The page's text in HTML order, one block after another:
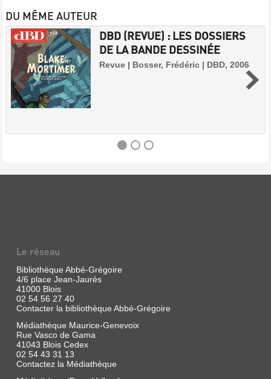
DU MÊME AUTEUR
DBD (REVUE) : LES DOSSIERS
DE LA BANDE DESSINÉE
Revue | Bosser, Frédéric | DBD, 2006
DE
LA
BANDE
DESSINÉE
Revue
Bosser,
Frédéric
DBD,
Le réseau
Bibliothèque Abbé-Grégoire
4/6 place Jean-Jaurès
41000 Blois
02 54 56 27 40
Contacter la bibliothèque Abbé-Grégoire
Médiathèque Maurice-Genevoix
Rue Vasco de Gama
41043 Blois Cedex
02 54 43 31 13
Contactez la Médiathèque